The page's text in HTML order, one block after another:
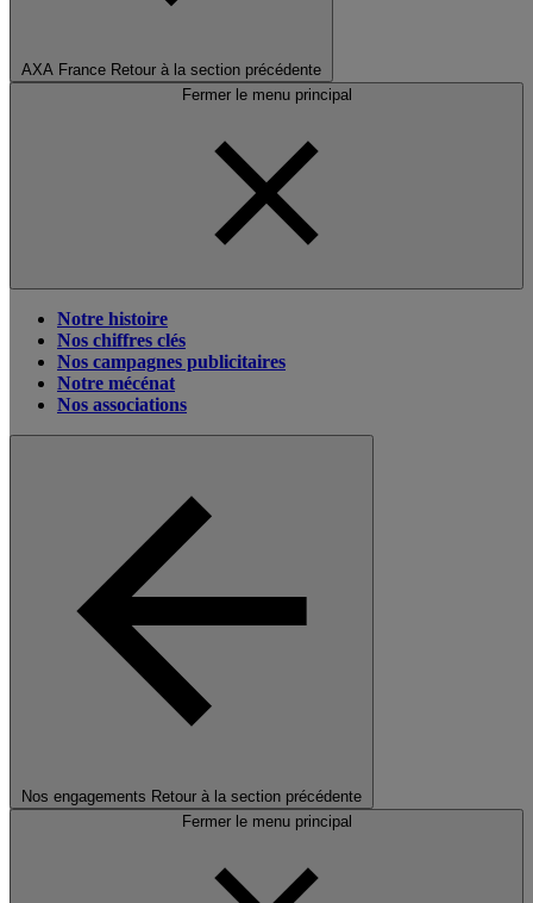
AXA France Retour à la section précédente
Fermer le menu principal
Notre histoire
Nos chiffres clés
Nos campagnes publicitaires
Notre mécénat
Nos associations
Nos engagements Retour à la section précédente
Fermer le menu principal